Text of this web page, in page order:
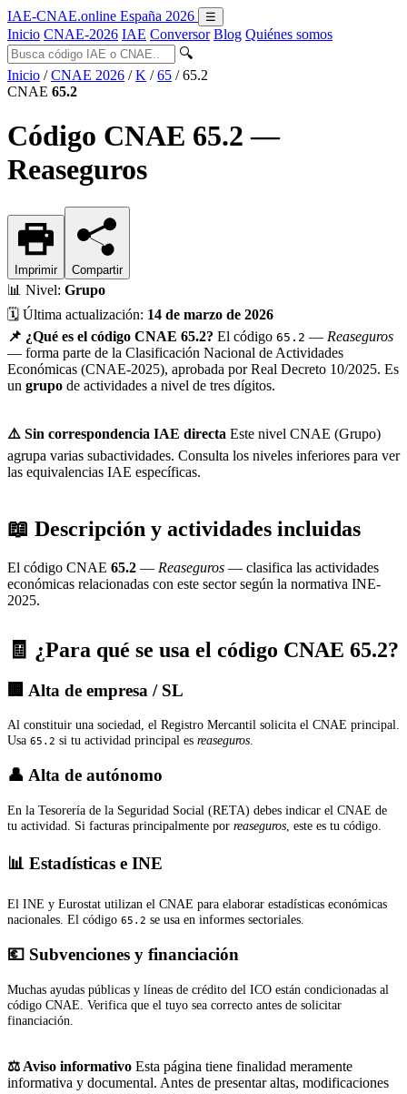
IAE-CNAE.online España 2026 ☰
Inicio CNAE-2026 IAE Conversor Blog Quiénes somos
🔍
Inicio / CNAE 2026 / K / 65 / 65.2
CNAE 65.2
Código CNAE 65.2 —
Reaseguros
Imprimir Compartir
📊 Nivel: Grupo
🗓️ Última actualización: 14 de marzo de 2026
📌 ¿Qué es el código CNAE 65.2? El código 65.2 — Reaseguros
— forma parte de la Clasificación Nacional de Actividades
Económicas (CNAE-2025), aprobada por Real Decreto 10/2025. Es
un grupo de actividades a nivel de tres dígitos.
⚠️ Sin correspondencia IAE directa Este nivel CNAE (Grupo)
agrupa varias subactividades. Consulta los niveles inferiores para ver
las equivalencias IAE específicas.
📖 Descripción y actividades incluidas
El código CNAE 65.2 — Reaseguros — clasifica las actividades
económicas relacionadas con este sector según la normativa INE-
2025.
🧾 ¿Para qué se usa el código CNAE 65.2?
🏢 Alta de empresa / SL
Al constituir una sociedad, el Registro Mercantil solicita el CNAE principal.
Usa 65.2 si tu actividad principal es reaseguros.
👤 Alta de autónomo
En la Tesorería de la Seguridad Social (RETA) debes indicar el CNAE de
tu actividad. Si facturas principalmente por reaseguros , este es tu código.
📊 Estadísticas e INE
El INE y Eurostat utilizan el CNAE para elaborar estadísticas económicas
nacionales. El código 65.2 se usa en informes sectoriales.
💶 Subvenciones y financiación
Muchas ayudas públicas y líneas de crédito del ICO están condicionadas al
código CNAE. Verifica que el tuyo sea correcto antes de solicitar
financiación.
⚖️ Aviso informativo Esta página tiene finalidad meramente
informativa y documental. Antes de presentar altas, modificaciones